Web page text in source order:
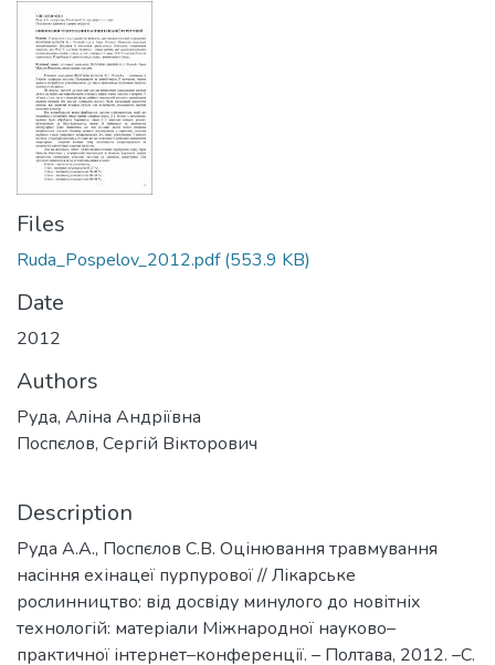
Files
Ruda_Pospelov_2012.pdf(553.9 KB)
Date
2012
Authors
Руда, Аліна Андріївна
Поспєлов, Сергій Вікторович
Description
Руда А.А., Поспєлов С.В. Оцінювання травмування
насіння ехінацеї пурпурової // Лікарське
рослинництво: від досвіду минулого до новітніх
технологій: матеріали Міжнародної науково–
практичної інтернет–конференції. – Полтава, 2012. –С.